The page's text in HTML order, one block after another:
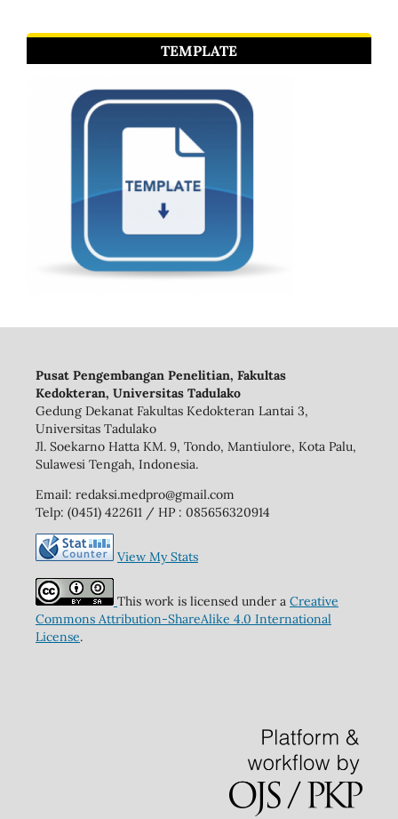
TEMPLATE
Pusat Pengembangan Penelitian, Fakultas
Kedokteran, Universitas Tadulako
Gedung Dekanat Fakultas Kedokteran Lantai 3,
Universitas Tadulako
Jl. Soekarno Hatta KM. 9, Tondo, Mantiulore, Kota Palu,
Sulawesi Tengah, Indonesia.
Email: redaksi.medpro@gmail.com
Telp: (0451) 422611 / HP : 085656320914
View My Stats
This work is licensed under a Creative
Commons Attribution-ShareAlike 4.0 International
License.